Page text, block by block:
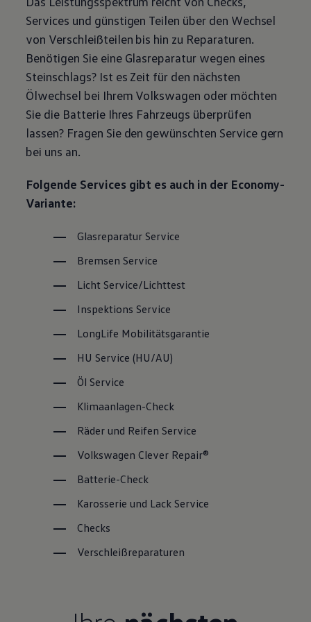
Magazin
Lifestyle
Transport
Elektromobilität
Volkswagen R
Pannen- und Unfallhilfe
Volkswagen Kundenbetreuung
Services und günstigen Teilen über den Wechsel
von Verschleißteilen bis hin zu Reparaturen.
Benötigen Sie eine Glasreparatur wegen eines
Steinschlags? Ist es Zeit für den nächsten
Ölwechsel bei Ihrem Volkswagen oder möchten
Sie die Batterie Ihres Fahrzeugs überprüfen
lassen? Fragen Sie den gewünschten Servicegern
bei uns an.
Folgende Services gibt es auch in der Economy-
Variante:
Glasreparatur Service
Bremsen Service
Licht Service/Lichttest
Inspektions Service
LongLife Mobilitätsgarantie
HU Service (HU/AU)
Öl Service
Klimaanlagen-Check
Räder und Reifen Service
Volkswagen Clever Repair®
Batterie-Check
Karosserie und Lack Service
Checks
Verschleißreparaturen